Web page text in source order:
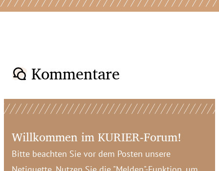
Kommentare